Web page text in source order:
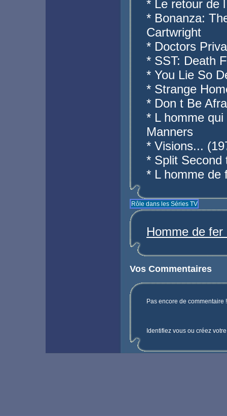
* Le retour de
* Bonanza:
Cartwright
* Doctors
* SST: Death
* You Lie So
* Strange
* Don t Be
* L homme
Manners
* Visions...
* Split Second
* L homme de
Rôle dans les Séries TV
Homme de fer
Vos Commentaires
Pas encore de commentaire
Identifiez vous ou créez